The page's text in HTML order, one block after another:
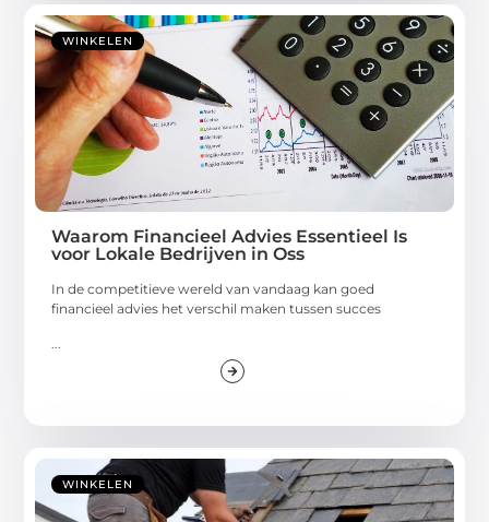
WINKELEN
Waarom Financieel Advies Essentieel Is
voor Lokale Bedrijven in Oss
In de competitieve wereld van vandaag kan goed
financieel advies het verschil maken tussen succes
...
WINKELEN